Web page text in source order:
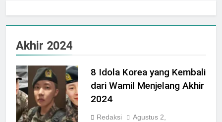
Agustus 2026 Dengan Tema
Nation Heritage
Plaza Ambarrukmo Rayakan
Hingga 80% Dan Rangkaian
Event Spesial
Akhir 2024
8 Idola Korea yang Kembali
dari Wamil Menjelang Akhir
2024
Redaksi
Agustus 2,